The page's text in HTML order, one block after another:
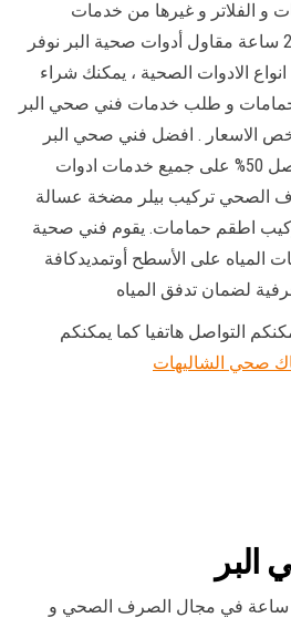
و الفلاتر و غيرها من خدمات
السباكة رقم هاتفنا يعمل 24 ساعة مقاول أدوات صحية البر نوفر
الادوات الصحية ، يمكنك شراء
و طلب خدمات فني صحي البر
الاسعار . افضل فني صحي البر
الافضل والارخض وخصم يصل 50% على جميع خدمات ادوات
الصحي تركيب بيلر مضخة عسالة
اطقم حمامات. يقوم فني صحية
المياه على الأسطح أوتمديدكافة
لضمان تدفق المياه
التواصل هاتفيا كما يمكنكم
صحي الشاليهات
خدماتنا تعمل على مدار 24 ساعة في مجال الصرف الصحي و